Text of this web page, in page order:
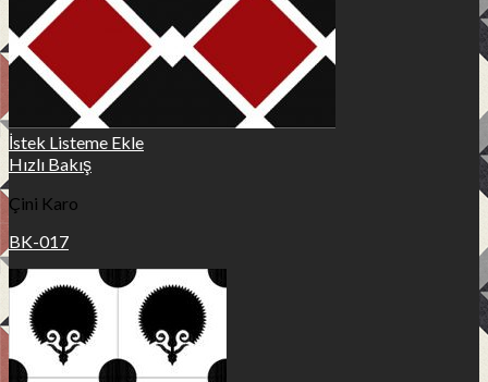
İstek Listeme Ekle
Hızlı Bakış
Çini Karo
BK-017